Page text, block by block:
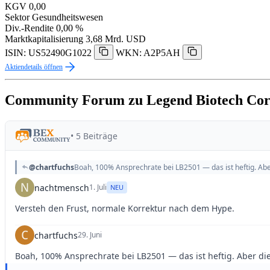
KGV 0,00
Sektor Gesundheitswesen
Div.-Rendite 0,00 %
Marktkapitalisierung 3,68 Mrd. USD
ISIN: US52490G1022
WKN: A2P5AH
Aktiendetails öffnen
Community Forum zu Legend Biotech